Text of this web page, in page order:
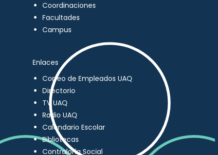
Coordinaciones
Facultades
Campus
Enlaces
Correo de Empleados UAQ
Directorio
TV UAQ
Radio UAQ
Calendario Escolar
Bibliotecas
Contraloría Social